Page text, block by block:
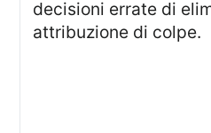
decisioni errate di
attribuzione di colpe.